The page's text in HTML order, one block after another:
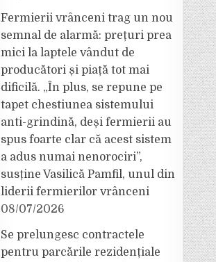
Fermierii vrânceni trag un nou
semnal de alarmă: prețuri prea
mici la laptele vândut de
producători și piață tot mai
dificilă. „În plus, se repune pe
tapet chestiunea sistemului
anti-grindină, deși fermierii au
spus foarte clar că acest sistem
a adus numai nenorociri”,
susține Vasilică Pamfil, unul din
liderii fermierilor vrânceni
08/07/2026
Se prelungesc contractele
pentru parcările rezidențiale